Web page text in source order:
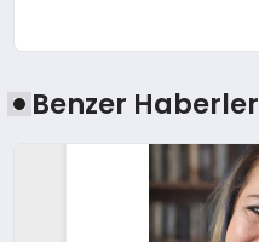
Benzer Haberler